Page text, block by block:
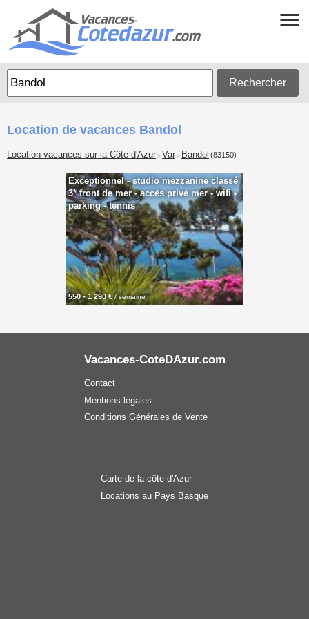
Rechercher
Location de vacances Bandol
Location vacances sur la Côte d'Azur > Var > Bandol (83150)
Exceptionnel - studio mezzanine classé
3* front de mer - accès privé mer - wifi -
parking - tennis
550 - 1 290 €/ semaine
Vacances-CoteDAzur.com
Contact
Mentions légales
Conditions Générales de Vente
Carte de la côte d'Azur
Locations au Pays Basque